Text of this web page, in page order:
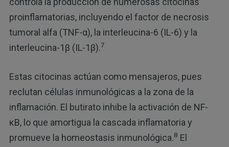
proinflamatorias, incluyendo el factor de necrosis
tumoral alfa (TNF-α), la interleucina-6 (IL-6) y la
interleucina-1β (IL-1β).7
Estas citocinas actúan como mensajeros, pues
reclutan células inmunológicas a la zona de la
inflamación. El butirato inhibe la activación de NF-
κB, lo que amortigua la cascada inflamatoria y
promueve la homeostasis inmunológica.8 El